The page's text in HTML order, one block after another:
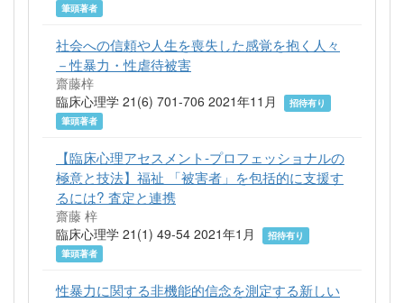
筆頭著者
社会への信頼や人生を喪失した感覚を抱く人々
－性暴力・性虐待被害
齋藤梓
臨床心理学 21(6) 701-706 2021年11月
招待有り
筆頭著者
【臨床心理アセスメント-プロフェッショナルの
極意と技法】福祉 「被害者」を包括的に支援す
るには? 査定と連携
齋藤 梓
臨床心理学 21(1) 49-54 2021年1月
招待有り
筆頭著者
性暴力に関する非機能的信念を測定する新しい